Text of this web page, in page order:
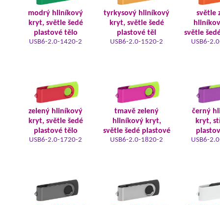
modrý hliníkový
kryt, světle šedé
plastové tělo
USB6-2.0-1420-2
tyrkysový hliníkový
kryt, světle šedé
plastové těl
USB6-2.0-1520-2
světle
světle
USB6-
zelený hliníkový
kryt, světle šedé
plastové tělo
USB6-2.0-1720-2
tmavě zelený
hliníkový kryt,
světle šedé plastové
USB6-2.0-1820-2
černý
kryt,
USB6-